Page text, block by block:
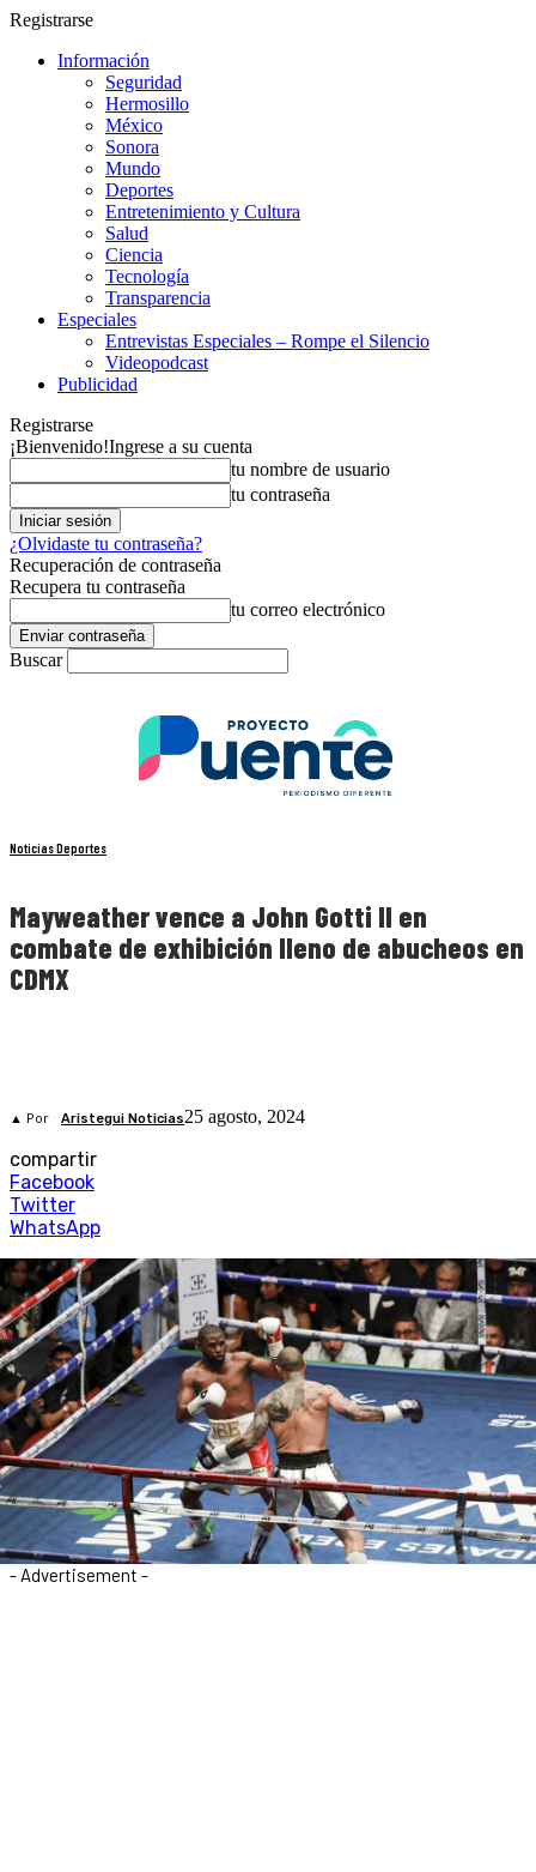
Registrarse
Información
Seguridad
Hermosillo
México
Sonora
Mundo
Deportes
Entretenimiento y Cultura
Salud
Ciencia
Tecnología
Transparencia
Especiales
Entrevistas Especiales – Rompe el Silencio
Videopodcast
Publicidad
Registrarse
¡Bienvenido!Ingrese a su cuenta
tu nombre de usuario
tu contraseña
¿Olvidaste tu contraseña?
Recuperación de contraseña
Recupera tu contraseña
tu correo electrónico
Buscar
Noticias Deportes
Mayweather vence a John Gotti II en
combate de exhibición lleno de abucheos en
CDMX
▲ Por Aristegui Noticias25 agosto, 2024
compartir
Facebook
Twitter
WhatsApp
- Advertisement -